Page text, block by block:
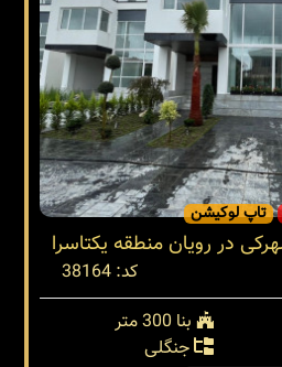
تاپ لوکیشن
در رویان منطقه یکتاسرا
کد: 38164
بنا 300 متر
جنگلی